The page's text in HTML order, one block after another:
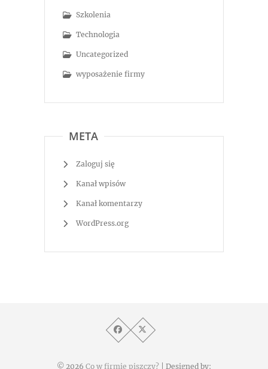
Szkolenia
Technologia
Uncategorized
wyposażenie firmy
META
Zaloguj się
Kanał wpisów
Kanał komentarzy
WordPress.org
© 2026 Co w firmie piszczy? | Designed by: